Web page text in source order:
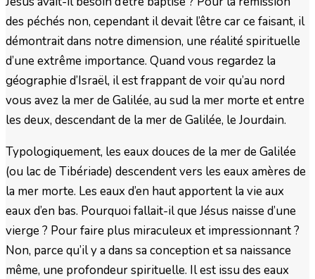
des péchés non, cependant il devait l’être car ce faisant, il
démontrait dans notre dimension, une réalité spirituelle
d’une extrême importance. Quand vous regardez la
géographie d’Israël, il est frappant de voir qu’au nord
vous avez la mer de Galilée, au sud la mer morte et entre
les deux, descendant de la mer de Galilée, le Jourdain.
Typologiquement, les eaux douces de la mer de Galilée
(ou lac de Tibériade) descendent vers les eaux amères de
la mer morte. Les eaux d’en haut apportent la vie aux
eaux d’en bas. Pourquoi fallait-il que Jésus naisse d’une
vierge ? Pour faire plus miraculeux et impressionnant ?
Non, parce qu’il y a dans sa conception et sa naissance
même, une profondeur spirituelle. Il est issu des eaux